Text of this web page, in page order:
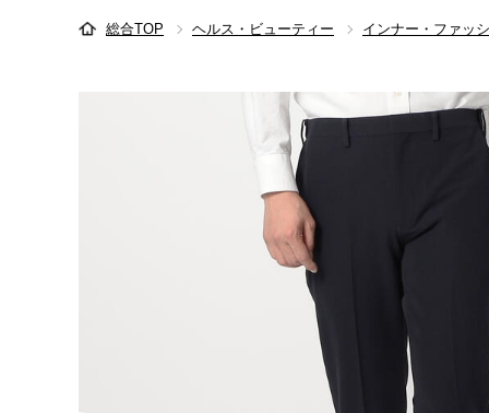
総合TOP ヘルス・ビューティー インナー・ファッ